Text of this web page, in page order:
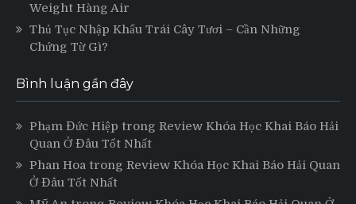
Weight Hàng Air
Thủ Tục Nhập Khẩu Trái Cây Tươi – Cần Những
Chứng Từ Gì?
Bình luận gần đây
Phạm Đức Hiệp trong Review Khóa Học Khai Báo Hải
Quan Ở Đâu Tốt Nhất
Phan Hoa trong Review Khóa Học Khai Báo Hải Quan
Ở Đâu Tốt Nhất